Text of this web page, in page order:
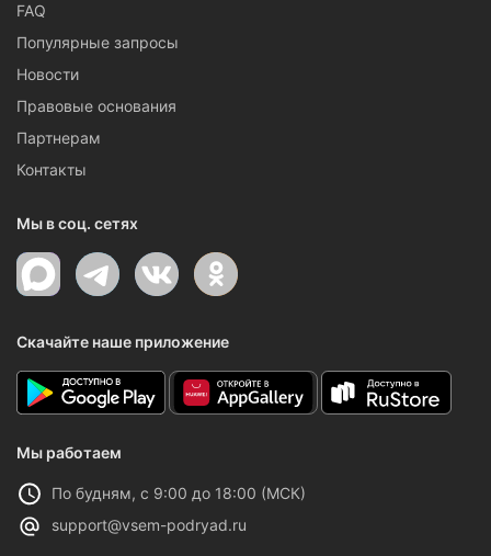
FAQ
Популярные запросы
Новости
Правовые основания
Партнерам
Контакты
Мы в соц. сетях
Скачайте наше приложение
Мы работаем
По будням, с 9:00 до 18:00 (МСК)
support@vsem-podryad.ru